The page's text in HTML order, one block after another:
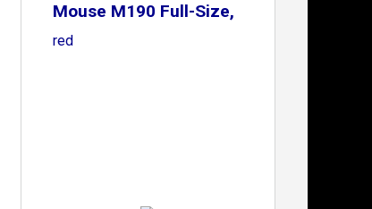
Mouse M190 Full-Size,
red